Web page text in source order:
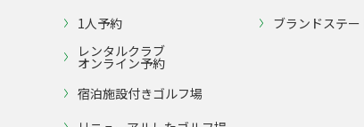
1人予約
レンタルクラブ
オンライン予約
宿泊施設付きゴルフ場
ブランドステー